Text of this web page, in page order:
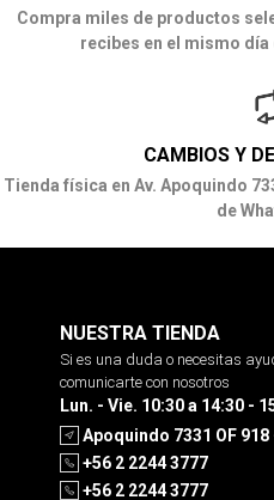
Compra miles de productos
recibes en el mismo
CAMBIOS Y
Tienda física en Av. Apoquindo
de
NUESTRA TIENDA
Si es una duda o necesitas
comunicarte con nosotros
Lun. - Vie. 10:30 a 14:30 -
Apoquindo 7331 OF
+56 2 2244 3777
+56 2 2244 3777